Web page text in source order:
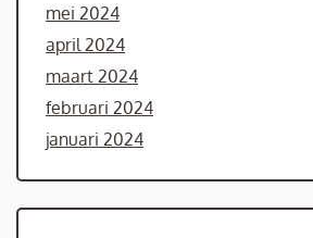
mei 2024
april 2024
maart 2024
februari 2024
januari 2024